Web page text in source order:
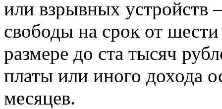
или взрывных устройств
свободы на срок от
размере до ста тысяч
платы или иного дохода
месяцев.